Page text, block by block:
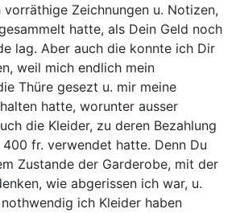
Zeichnungen u. Notizen,
hatte, als Dein Geld noch
lag. Aber auch die konnte ich Dir
weil mich endlich mein
Thüre gesezt u. mir meine
hatte, worunter ausser
die Kleider, zu deren Bezahlung
fr. verwendet hatte. Denn Du
Zustande der Garderobe, mit der
wie abgerissen ich war, u.
ich Kleider haben